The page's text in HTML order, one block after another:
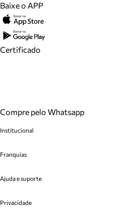
Baixe o APP
Certificado
Compre pelo Whatsapp
Institucional
Cashback
Venda Corporativa
Mapa do Site
Franquias
Plano de Negócio
Ajuda e suporte
Cadastro
Privacidade